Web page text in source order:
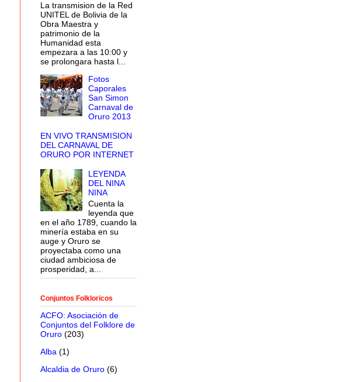
La transmision de la Red
UNITEL de Bolivia de la
Obra Maestra y
patrimonio de la
Humanidad esta
empezara a las 10:00 y
se prolongara hasta l...
Fotos
Caporales
San Simon
Carnaval de
Oruro 2013
EN VIVO TRANSMISION
DEL CARNAVAL DE
ORURO POR INTERNET
LEYENDA
DEL NINA
NINA
Cuenta la
leyenda que
en el año 1789, cuando la
minería estaba en su
auge y Oruro se
proyectaba como una
ciudad ambiciosa de
prosperidad, a...
Conjuntos Folkloricos
ACFO: Asociación de
Conjuntos del Folklore de
Oruro (203)
Alba (1)
Alcaldia de Oruro (6)